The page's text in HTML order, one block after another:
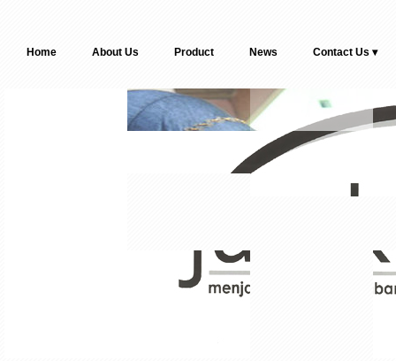
Home About Us Product News Contact Us ▾